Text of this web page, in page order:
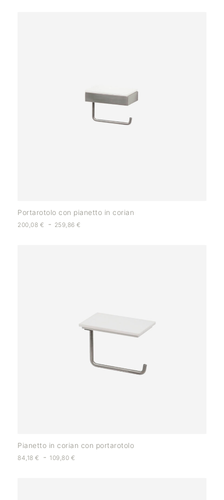
Portarotolo con pianetto in corian
200,08 € - 259,86€
Pianetto in corian con portarotolo
84,18 € - 109,80 €